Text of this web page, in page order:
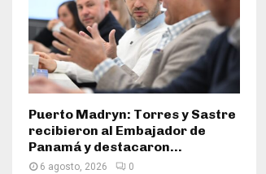
Puerto Madryn: Torres y Sastre
recibieron al Embajador de
Panamá y destacaron...
6 agosto, 2026 0